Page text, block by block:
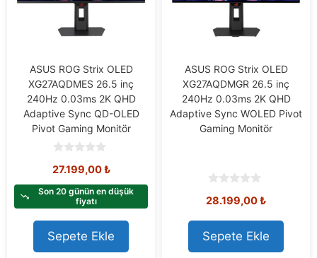
ASUS ROG Strix OLED
XG27AQDMES 26.5 inç
240Hz 0.03ms 2K QHD
Adaptive Sync QD-OLED
Pivot Gaming Monitör
o
t
f
5
27.199,00₺
Son 20 günün en düşük
fiyatı
Sepete Ekle
ASUS ROG Strix OLED
XG27AQDMGR 26.5 inç
240Hz 0.03ms 2K QHD
Adaptive Sync WOLED Pivot
Gaming Monitör
o
t
o
f
5
28.199,00₺
Sepete Ekle